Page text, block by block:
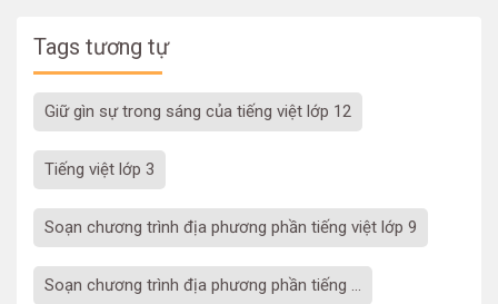
Tags tương tự
giữ gìn sự trong sáng của tiếng việt lớp 12
tiếng việt lớp 3
soạn chương trình địa phương phần tiếng việt lớp 9
Soạn chương trình địa phương phần tiếng ...